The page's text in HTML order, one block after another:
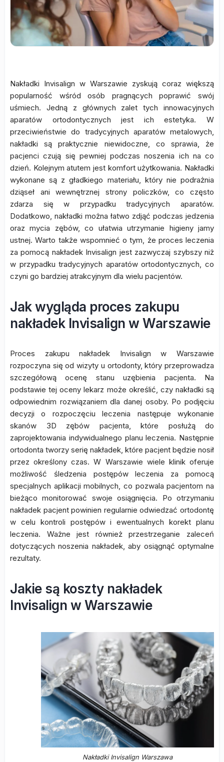
Nakładki Invisalign w Warszawie zyskują coraz większą
popularność wśród osób pragnących poprawić swój
uśmiech. Jedną z głównych zalet tych innowacyjnych
aparatów ortodontycznych jest ich estetyka. W
przeciwieństwie do tradycyjnych aparatów metalowych,
nakładki są praktycznie niewidoczne, co sprawia, że
pacjenci czują się pewniej podczas noszenia ich na co
dzień. Kolejnym atutem jest komfort użytkowania. Nakładki
wykonane są z gładkiego materiału, który nie podrażnia
dziąseł ani wewnętrznej strony policzków, co często
zdarza się w przypadku tradycyjnych aparatów.
Dodatkowo, nakładki można łatwo zdjąć podczas jedzenia
oraz mycia zębów, co ułatwia utrzymanie higieny jamy
ustnej. Warto także wspomnieć o tym, że proces leczenia
za pomocą nakładek Invisalign jest zazwyczaj szybszy niż
w przypadku tradycyjnych aparatów ortodontycznych, co
czyni go bardziej atrakcyjnym dla wielu pacjentów.
Jak wygląda proces zakupu
nakładek Invisalign w Warszawie
Proces zakupu nakładek Invisalign w Warszawie
rozpoczyna się od wizyty u ortodonty, który przeprowadza
szczegółową ocenę stanu uzębienia pacjenta. Na
podstawie tej oceny lekarz może określić, czy nakładki są
odpowiednim rozwiązaniem dla danej osoby. Po podjęciu
decyzji o rozpoczęciu leczenia następuje wykonanie
skanów 3D zębów pacjenta, które posłużą do
zaprojektowania indywidualnego planu leczenia. Następnie
ortodonta tworzy serię nakładek, które pacjent będzie nosił
przez określony czas. W Warszawie wiele klinik oferuje
możliwość śledzenia postępów leczenia za pomocą
specjalnych aplikacji mobilnych, co pozwala pacjentom na
bieżąco monitorować swoje osiągnięcia. Po otrzymaniu
nakładek pacjent powinien regularnie odwiedzać ortodontę
w celu kontroli postępów i ewentualnych korekt planu
leczenia. Ważne jest również przestrzeganie zaleceń
dotyczących noszenia nakładek, aby osiągnąć optymalne
rezultaty.
Jakie są koszty nakładek
Invisalign w Warszawie
Nakładki Invisalign Warszawa